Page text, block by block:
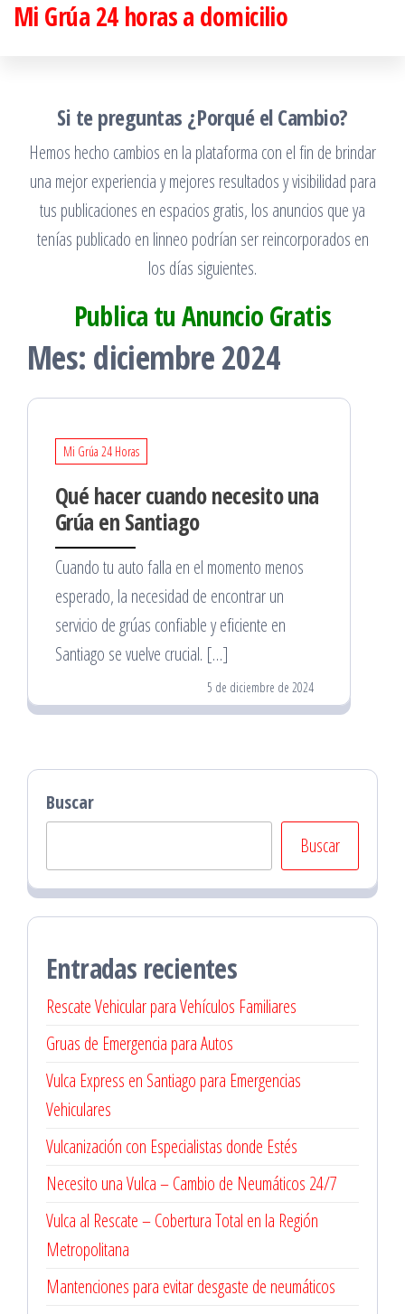
SaltarMi Grúa 24 horas a domicilio
Si te preguntas ¿Porqué el Cambio?
Hemos hecho cambios en la plataforma con el fin de brindar
una mejor experiencia y mejores resultados y visibilidad para
tus publicaciones en espacios gratis, los anuncios que ya
tenías publicado en linneo podrían ser reincorporados en
los días siguientes.
Publica tu Anuncio Gratis
Mes: diciembre 2024
Mi Grúa 24 Horas
Qué hacer cuando necesito una
Grúa en Santiago
Cuando tu auto falla en el momento menos
esperado, la necesidad de encontrar un
servicio de grúas confiable y eficiente en
Santiago se vuelve crucial. […]
5 de diciembre de 2024
Buscar
Buscar
Entradas recientes
Rescate Vehicular para Vehículos Familiares
Gruas de Emergencia para Autos
Vulca Express en Santiago para Emergencias
Vehiculares
Vulcanización con Especialistas donde Estés
Necesito una Vulca – Cambio de Neumáticos 24/7
Vulca al Rescate – Cobertura Total en la Región
Metropolitana
Mantenciones para evitar desgaste de neumáticos